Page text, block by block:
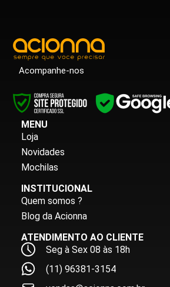
Acompanhe-nos
MENU
Loja
Novidades
Mochilas
INSTITUCIONAL
Quem somos ?
Blog da Acionna
ATENDIMENTO AO CLIENTE
Seg à Sex 08 às 18h
(11) 96381-3154